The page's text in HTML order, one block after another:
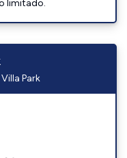
limitado.
Park